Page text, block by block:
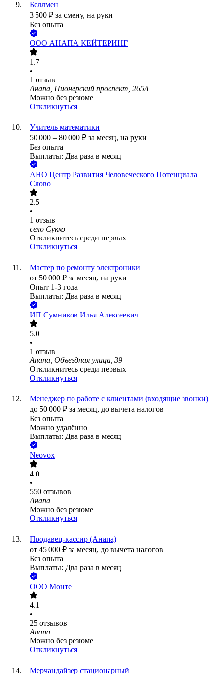
Беллмен
3 500 ₽ за смену, на руки
Без опыта
ООО АНАПА КЕЙТЕРИНГ
1.7
•
1 отзыв
Анапа, Пионерский проспект, 265А
Можно без резюме
Откликнуться
Учитель математики
50 000 – 80 000 ₽ за месяц, на руки
Без опыта
Выплаты: Два раза в месяц
АНО Центр Развития Человеческого Потенциала
Слово
2.5
•
1 отзыв
село Сукко
Откликнитесь среди первых
Откликнуться
Мастер по ремонту электроники
от 50 000 ₽ за месяц, на руки
Опыт 1-3 года
Выплаты: Два раза в месяц
ИП Сумников Илья Алексеевич
5.0
•
1 отзыв
Анапа, Объездная улица, 39
Откликнитесь среди первых
Откликнуться
Менеджер по работе с клиентами (входящие звонки)
до 50 000 ₽ за месяц, до вычета налогов
Без опыта
Можно удалённо
Выплаты: Два раза в месяц
Neovox
4.0
•
550 отзывов
Анапа
Можно без резюме
Откликнуться
Продавец-кассир (Анапа)
от 45 000 ₽ за месяц, до вычета налогов
Без опыта
Выплаты: Два раза в месяц
ООО Монте
4.1
•
25 отзывов
Анапа
Можно без резюме
Откликнуться
Мерчандайзер стационарный